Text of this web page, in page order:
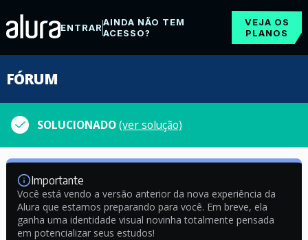
ENTRARAINDA NÃO TEM
ACESSO?
VEJA OS
PLANOS
FÓRUM
SOLUCIONADO(ver solução)
Importante
Você está vendo a versão anterior da nova experiência da
Alura que estamos preparando para você. Em breve, ela
ganha uma identidade visual novinha totalmente pensada
em potencializar seus estudos!